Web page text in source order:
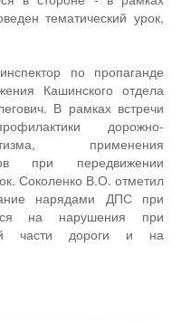
тематический урок,
по пропаганде
Кашинского отдела
В рамках встречи
дорожно-
применения
при передвижении
Соколенко В.О. отметил
нарядами ДПС при
на нарушения при
части дороги и на